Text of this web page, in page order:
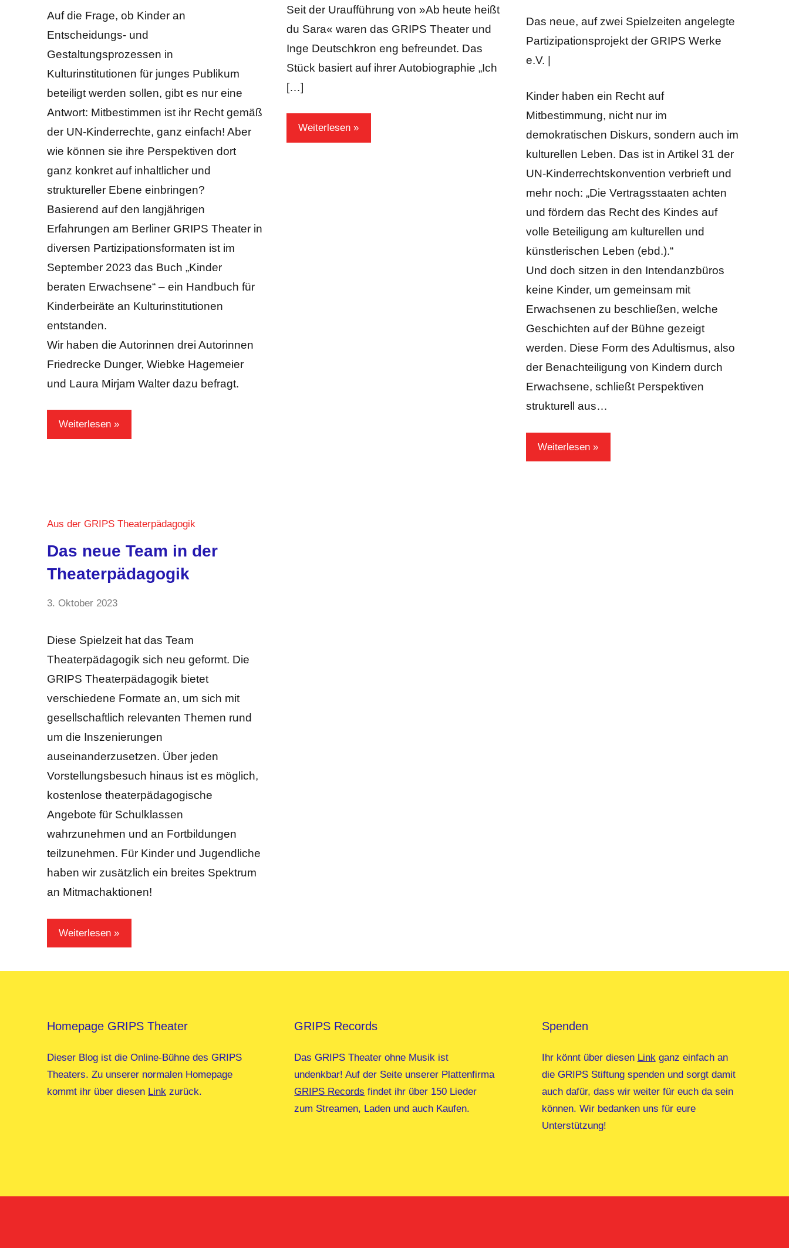
Ali
Auf die Frage, ob Kinder an
Entscheidungs- und
Gestaltungsprozessen in
Kulturinstitutionen für junges Publikum
beteiligt werden sollen, gibt es nur eine
Antwort: Mitbestimmen ist ihr Recht gemäß
der UN-Kinderrechte, ganz einfach! Aber
wie können sie ihre Perspektiven dort
ganz konkret auf inhaltlicher und
struktureller Ebene einbringen?
Basierend auf den langjährigen
Erfahrungen am Berliner GRIPS Theater in
diversen Partizipationsformaten ist im
September 2023 das Buch „Kinder
beraten Erwachsene“ – ein Handbuch für
Kinderbeiräte an Kulturinstitutionen
entstanden.
Wir haben die Autorinnen drei Autorinnen
Friedrecke Dunger, Wiebke Hagemeier
und Laura Mirjam Walter dazu befragt.
Weiterlesen
Ali
Seit der Uraufführung von »Ab heute heißt
du Sara« waren das GRIPS Theater und
Inge Deutschkron eng befreundet. Das
Stück basiert auf ihrer Autobiographie „Ich
[…]
Weiterlesen
Anger-
Hegi
Das neue, auf zwei Spielzeiten angelegte
Partizipationsprojekt der GRIPS Werke
e.V. |
Kinder haben ein Recht auf
Mitbestimmung, nicht nur im
demokratischen Diskurs, sondern auch im
kulturellen Leben. Das ist in Artikel 31 der
UN-Kinderrechtskonvention verbrieft und
mehr noch: „Die Vertragsstaaten achten
und fördern das Recht des Kindes auf
volle Beteiligung am kulturellen und
künstlerischen Leben (ebd.).“
Und doch sitzen in den Intendanzbüros
keine Kinder, um gemeinsam mit
Erwachsenen zu beschließen, welche
Geschichten auf der Bühne gezeigt
werden. Diese Form des Adultismus, also
der Benachteiligung von Kindern durch
Erwachsene, schließt Perspektiven
strukturell aus…
Weiterlesen
Aus der GRIPS Theaterpädagogik
Das neue Team in der
Theaterpädagogik
von
Ali
3. Oktober 2023
Diese Spielzeit hat das Team
Theaterpädagogik sich neu geformt. Die
GRIPS Theaterpädagogik bietet
verschiedene Formate an, um sich mit
gesellschaftlich relevanten Themen rund
um die Inszenierungen
auseinanderzusetzen. Über jeden
Vorstellungsbesuch hinaus ist es möglich,
kostenlose theaterpädagogische
Angebote für Schulklassen
wahrzunehmen und an Fortbildungen
teilzunehmen. Für Kinder und Jugendliche
haben wir zusätzlich ein breites Spektrum
an Mitmachaktionen!
Weiterlesen
Homepage GRIPS Theater
Dieser Blog ist die Online-Bühne des GRIPS
Theaters. Zu unserer normalen Homepage
kommt ihr über diesen Link zurück.
GRIPS Records
Das GRIPS Theater ohne Musik ist
undenkbar! Auf der Seite unserer Plattenfirma
GRIPS Records findet ihr über 150 Lieder
zum Streamen, Laden und auch Kaufen.
Spenden
Ihr könnt über diesen Linkganz einfach an
die GRIPS Stiftung spenden und sorgt damit
auch dafür, dass wir weiter für euch da sein
können. Wir bedanken uns für eure
Unterstützung!